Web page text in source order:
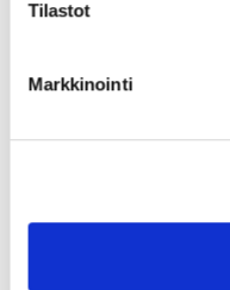
Tilastot
Markkinointi